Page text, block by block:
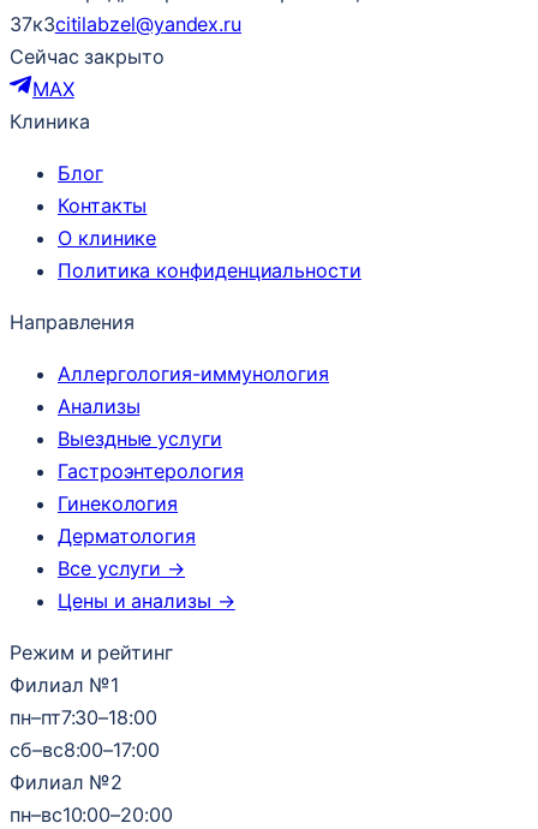
37к3citilabzel@yandex.ru
Сейчас закрыто
MAX
Клиника
Блог
Контакты
О клинике
Политика конфиденциальности
Направления
Аллергология-иммунология
Анализы
Выездные услуги
Гастроэнтерология
Гинекология
Дерматология
Все услуги →
Цены и анализы →
Режим и рейтинг
Филиал №1
пн–пт7:30–18:00
сб–вс8:00–17:00
Филиал №2
пн–вс10:00–20:00